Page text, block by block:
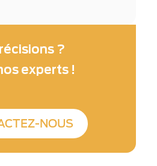
à l’aide de miroirs
propose également des
des capacités dédiées à la
des matériaux et au
En savoir plus sur
?
experts !
NOUS